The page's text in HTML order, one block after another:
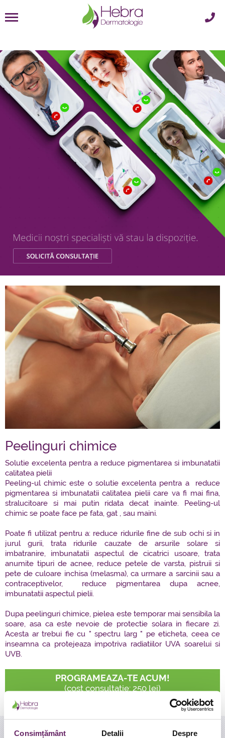
Consimțământ Detalii Despre
Peelinguri chimice
Solutie excelenta pentra a reduce pigmentarea si imbunatatii
calitatea pielii
Peeling-ul chimic este o solutie excelenta pentra a reduce
pigmentarea si imbunatatii calitatea pielii care va fi mai fina,
stralucitoare si mai putin ridata decat inainte. Peeling-ul
chimic se poate face pe fata, gat , sau maini.
Poate fi utilizat pentru a: reduce ridurile fine de sub ochi si in
jurul gurii, trata ridurile cauzate de arsurile solare si
imbatranire, imbunatatii aspectul de cicatrici usoare, trata
anumite tipuri de acnee, reduce petele de varsta, pistruii si
pete de culoare inchisa (melasma), ca urmare a sarcinii sau a
contraceptivelor, reduce pigmentarea dupa acnee,
imbunatatii aspectul pielii.
Dupa peelinguri chimice, pielea este temporar mai sensibila la
soare, asa ca este nevoie de protectie solara in fiecare zi.
Acesta ar trebui fie cu " spectru larg " pe eticheta, ceea ce
inseamna ca protejeaza impotriva radiatiilor UVA soarelui si
UVB.
PROGRAMEAZA-TE ACUM!
(cost consultatie: 250 lei)
INTREBARI FRECVENTE